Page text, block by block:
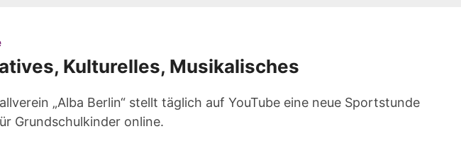
:
Kulturelles, Musikalisches
„Alba Berlin“ stellt täglich auf YouTube eine neue Sportstunde
Grundschulkinder online.